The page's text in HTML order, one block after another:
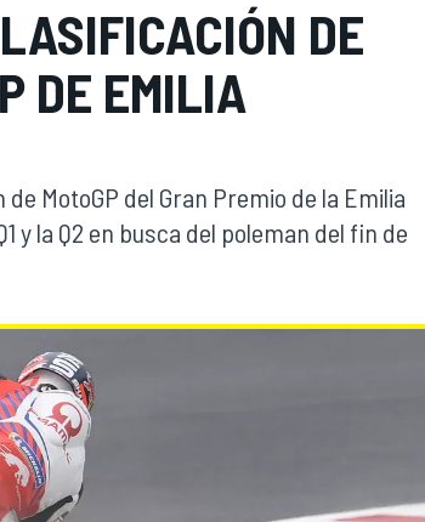
DE
DE EMILIA
MotoGP del Gran Premio de la Emilia
y la Q2 en busca del poleman del fin de